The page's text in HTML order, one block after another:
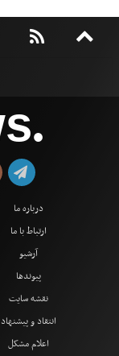
●
درباره ما
ارتباط با ما
آرشیو
پیوندها
نقشه سایت
انتقاد و پیشنهاد
اعلام مشکل